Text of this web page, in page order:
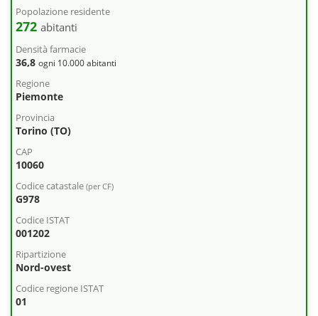
Popolazione residente
272 abitanti
Densità farmacie
36,8 ogni 10.000 abitanti
Regione
Piemonte
Provincia
Torino (TO)
CAP
10060
Codice catastale (per CF)
G978
Codice ISTAT
001202
Ripartizione
Nord-ovest
Codice regione ISTAT
01